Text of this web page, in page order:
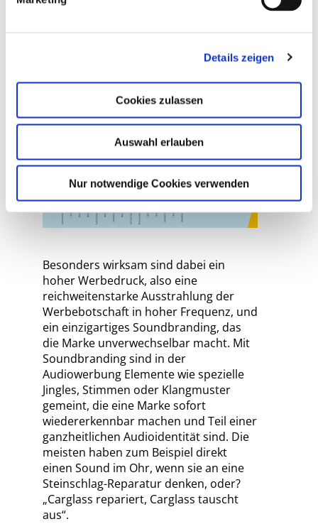
Details zeigen
Cookies zulassen
Auswahl erlauben
Nur notwendige Cookies verwenden
mentale Verfügbarkeit eines
Marke bevorzugt. Dieser Effekt konnte
unterschiedlichen Branchen
nachgewiesen werden:
Besonders wirksam sind dabei ein
hoher Werbedruck, also eine
reichweitenstarke Ausstrahlung der
Werbebotschaft in hoher Frequenz, und
ein einzigartiges Soundbranding, das
die Marke unverwechselbar macht. Mit
Soundbranding sind in der
Audiowerbung Elemente wie spezielle
Jingles, Stimmen oder Klangmuster
gemeint, die eine Marke sofort
wiedererkennbar machen und Teil einer
ganzheitlichen Audioidentität sind. Die
meisten haben zum Beispiel direkt
einen Sound im Ohr, wenn sie an eine
Steinschlag-Reparatur denken, oder?
„Carglass repariert, Carglass tauscht
aus“.